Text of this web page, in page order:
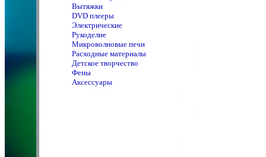
Вытяжки
DVD плееры
Электрические
Рукоделие
Микроволновые печи
Расходные материалы
Детское творчество
Фены
Аксессуары